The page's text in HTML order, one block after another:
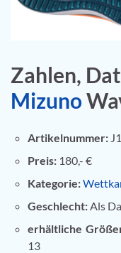
Zahlen,
Mizuno
Artikelnummer:
Preis: 180,- €
Kategorie:
Geschlecht:Als
erhältliche
13